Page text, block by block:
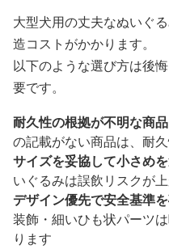
大型犬用の丈夫なぬいぐ
造コストがかかります。
以下のような選び方は後
要です。
耐久性の根拠が不明な商
の記載がない商品は、耐
サイズを妥協して小さめ
いぐるみは誤飲リスクが
デザイン優先で安全基準
装飾・細いひも状パーツ
ります